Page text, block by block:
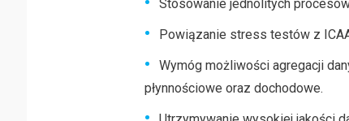
Stosowanie jednolitych
Powiązanie stress testów z
Wymóg możliwości agregacji
płynnościowe oraz dochodowe.